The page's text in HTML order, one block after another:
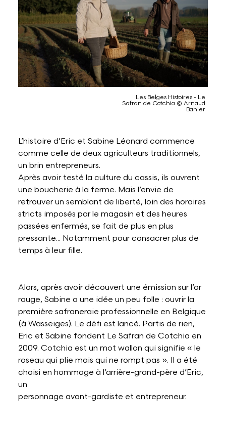
Les Belges Histoires - Le
Safran de Cotchia © Arnaud
Banier
L’histoire d’Eric et Sabine Léonard commence
comme celle de deux agriculteurs traditionnels,
un brin entrepreneurs.
Après avoir testé la culture du cassis, ils ouvrent
une boucherie à la ferme. Mais l’envie de
retrouver un semblant de liberté, loin des horaires
stricts imposés par le magasin et des heures
passées enfermés, se fait de plus en plus
pressante... Notamment pour consacrer plus de
temps à leur fille.
Alors, après avoir découvert une émission sur l’or
rouge, Sabine a une idée un peu folle : ouvrir la
première safraneraie professionnelle en Belgique
(à Wasseiges). Le défi est lancé. Partis de rien,
Eric et Sabine fondent Le Safran de Cotchia en
2009. Cotchia est un mot wallon qui signifie « le
roseau qui plie mais qui ne rompt pas ». Il a été
choisi en hommage à l’arrière-grand-père d’Eric,
un
personnage avant-gardiste et entrepreneur.
Lettres et Livres
Mode
Humour
Enseignement, formation, stage et emploi
Recherche & innovation
Revue W+B
Les Belges Histoires